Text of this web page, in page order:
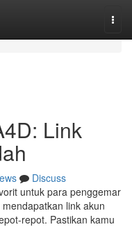
Link
Discuss
untuk para penggemar
link akun
repot. Pastikan kamu